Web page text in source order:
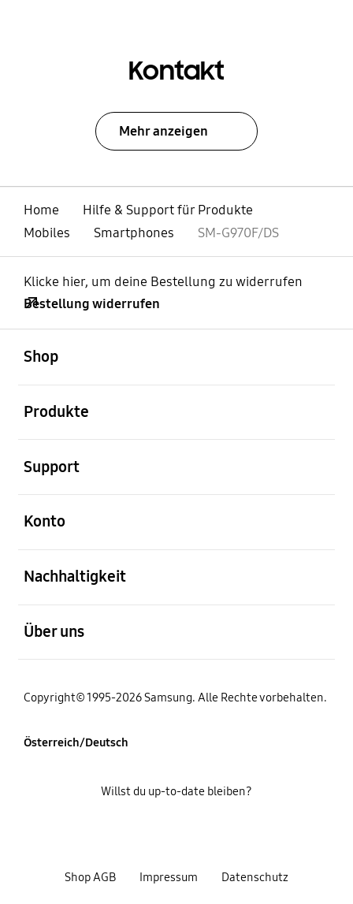
Kontakt
Mehr anzeigen
Home
Hilfe & Support für Produkte
Mobiles
Smartphones SM-G970F/DS
Klicke hier, um deine Bestellung zu widerrufen
Bestellung widerrufen
Shop
Produkte
Support
Konto
Nachhaltigkeit
Über uns
Copyright© 1995-2026 Samsung. Alle Rechte vorbehalten.
Österreich/Deutsch
Shop AGB Impressum Datenschutz
Willst du up-to-date bleiben?